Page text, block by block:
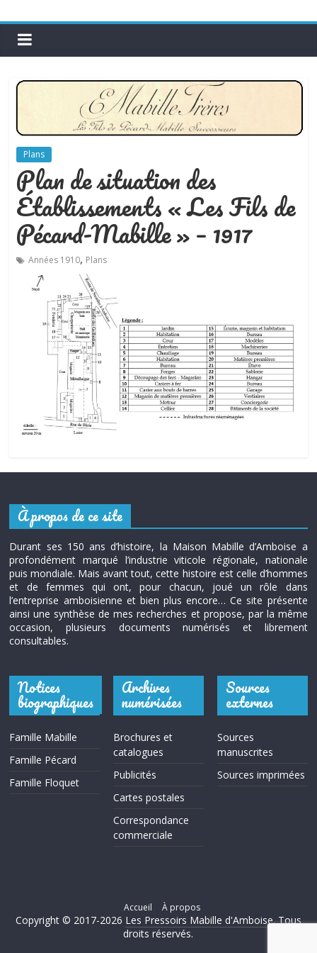
Plans
Plan de situation des
Établissements « Les Fils de
Pécard-Mabille » – 1917
Années 1910, Plans
À propos de ce site
Durant ses 150 ans d’histoire, la Maison Mabille d’Amboise a
profondément marqué l’industrie viticole régionale, nationale
puis mondiale. Mais avant tout, cette histoire est celle d’hommes
et de femmes qui ont, pour chacun, joué un rôle dans
l’entreprise amboisienne et bien plus encore… Ce site présente
ainsi une synthèse de mes recherches et propose, par la même
occasion, plusieurs documents numérisés et librement
consultables.
Notices
biographiques
Famille Mabille
Famille Pécard
Famille Floquet
Archives
numérisées
Brochures et
catalogues
Publicités
Cartes postales
Correspondance
commerciale
Sources
externes
Sources
manuscrites
Sources imprimées
Accueil À propos
Copyright © 2017-2026 Les Pressoirs Mabille d'Amboise. Tous
droits réservés.